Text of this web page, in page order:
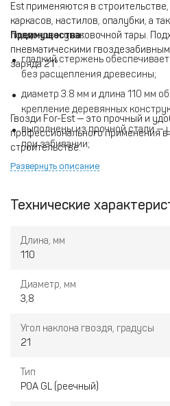
Est применяются в
каркасов, настилов, опалубки, а
поддонов и упаковочной тары.
пневматическими
заряда 21°.
Преимущества:
гладкий стержень
без расщепления древесины;
диаметр 3.8 мм и длина 110 мм
крепление деревянных
выполнены из прочной стали —
при забивании;
подходят для большинства
строительных работ.
Гвозди For-Est — это прочный и
профессионального применения
строительстве.
Развернуть описание
Технические
Длина, мм
110
Диаметр, мм
3,8
Угол наклона гвоздя, градусы
21
Тип
P0A GL (реечный)